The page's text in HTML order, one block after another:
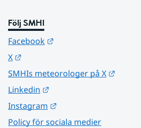
Följ SMHI
Facebook
X
SMHIs meteorologer på X
Linkedin
Instagram
Policy för sociala medier